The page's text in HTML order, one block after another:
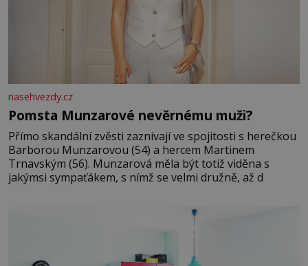
nasehvezdy.cz
Pomsta Munzarové nevěrnému muži?
Přímo skandální zvěsti zaznívají ve spojitosti s herečkou
Barborou Munzarovou (54) a hercem Martinem
Trnavským (56). Munzarová měla být totiž viděna s
jakýmsi sympaťákem, s nímž se velmi družně, až d